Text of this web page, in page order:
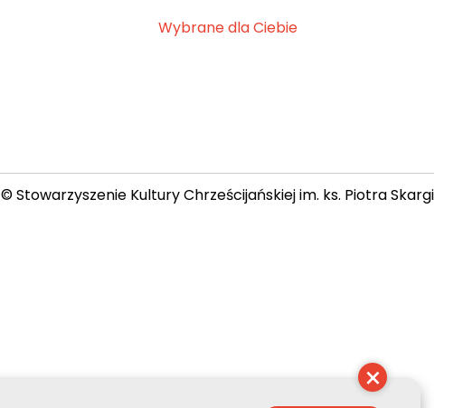
Wybrane dla Ciebie
© Stowarzyszenie Kultury Chrześcijańskiej im. ks. Piotra Skargi
×